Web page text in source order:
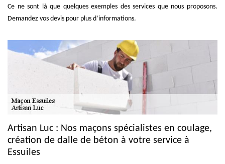
Ce ne sont là que quelques exemples des services que nous proposons.
Demandez vos devis pour plus d’informations.
Artisan Luc : Nos maçons spécialistes en coulage,
création de dalle de béton à votre service à
Essuiles